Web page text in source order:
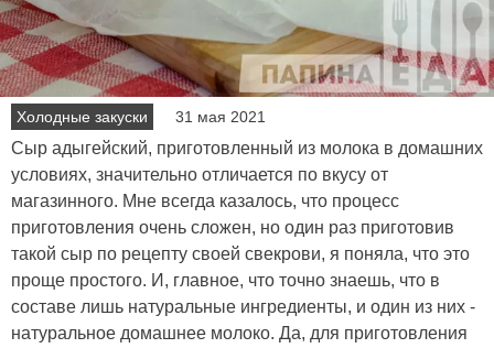
Холодные закуски 31 мая 2021
Сыр адыгейский, приготовленный из молока в домашних
условиях, значительно отличается по вкусу от
магазинного. Мне всегда казалось, что процесс
приготовления очень сложен, но один раз приготовив
такой сыр по рецепту своей свекрови, я поняла, что это
проще простого. И, главное, что точно знаешь, что в
составе лишь натуральные ингредиенты, и один из них -
натуральное домашнее молоко. Да, для приготовления